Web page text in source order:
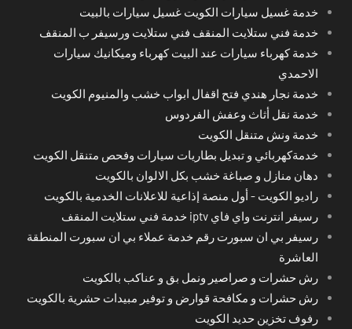
خدمة غسيل سيارات الكويت غسيل سيارات بالبيت
خدمة فني ستلايت المنقف فني ستلايت ورسيفر ب المنقف
خدمة كهرباء سيارات عند البيت كهرباء وميكانيك سيارات
الاحمدي
خدمة نجار هندي فتح اقفال ابواب خشب والمنيوم الكويت
خدمة نقل أثاث وعفش الفردوس
خدمة ونش متنقل الكويت
خدمةكهربائي و تبديل بطاريات سيارات وفحص متنقل الكويت
دهان منازل و صباغة خشب بكل الالوان بالكويت
راديو الكويت - أول منصة إذاعية للاعلانات الخدمية بالكويت
رسيفر انترنت واي فاي iptv خدمة فني ستلايت المنقف
رسيفر بي ان سبورت رقم خدمة عملاء بي ان سبورت المنطقة
العاشرة
رش حشرات و صراصير ونمل بق و عناكب بالكويت
رش حشرات و مكافحة قوارض و توفير مبيدات حشرية بالكويت
رفوف تخزين حديد الكويت